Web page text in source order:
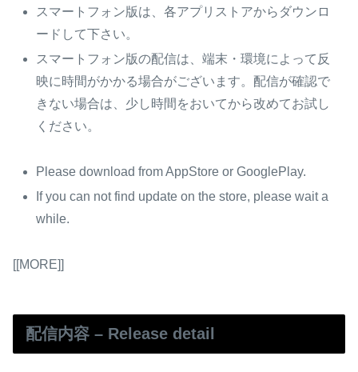
スマートフォン版は、各アプリストアからダウンロ
ードして下さい。
スマートフォン版の配信は、端末・環境によって反
映に時間がかかる場合がございます。配信が確認で
きない場合は、少し時間をおいてから改めてお試し
ください。
Please download from AppStore or GooglePlay.
If you can not find update on the store, please wait a
while.
[[MORE]]
配信内容 – Release detail